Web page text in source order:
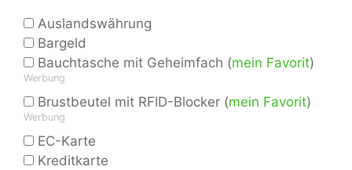
Auslandswährung
Bargeld
Bauchtasche mit Geheimfach (mein Favorit)
Werbung
Brustbeutel mit RFID-Blocker (mein Favorit)
Werbung
EC-Karte
Kreditkarte